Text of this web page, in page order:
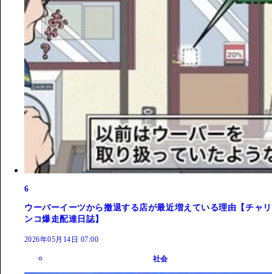
6
ウーバーイーツから撤退する店が最近増えている理由【チャリ
ンコ爆走配達日誌】
2026年05月14日 07:00
社会